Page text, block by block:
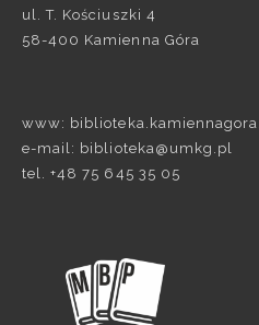
ul. T. Kościuszki 4
58-400 Kamienna Góra
www:
e-mail: biblioteka@umkg.pl
tel. +48 75 645 35 05